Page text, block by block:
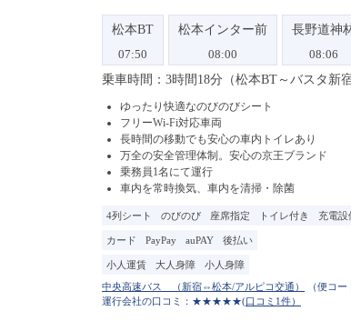
（便コー
運行会社の口コミ：★★★★★(口コミ1件）
松本BT
07:50
松本インター前
08:00
長野道神
08:06
乗車時間：3時間18分（松本BT～バスタ新宿
4列シート のびのび 座席指定 トイレ付き 充電設
ゆったり快適なのびのびシート
フリーWi-Fi対応車両
長時間の移動でも安心の車内トイレあり
万全の安全管理体制。安心の京王ブランド
乗務員1名にて運行
車内を常時換気、車内を清掃・除菌
カード PayPay auPAY 後払い
小人運賃 大人身障 小人身障